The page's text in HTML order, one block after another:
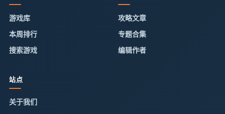
游戏库
本周排行
搜索游戏
攻略文章
专题合集
编辑作者
站点
关于我们